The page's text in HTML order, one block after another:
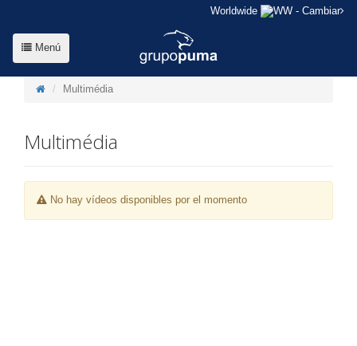
Worldwide - Cambiar
Menú
Multimédia
Multimédia
No hay vídeos disponibles por el momento